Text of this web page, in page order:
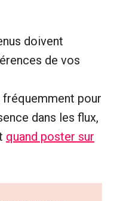
doivent
de vos
fréquemment pour
dans les flux,
quand poster sur